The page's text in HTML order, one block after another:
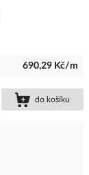
690,29 Kč/m
do košíku